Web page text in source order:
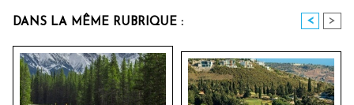
DANS LA MÊME RUBRIQUE : < >